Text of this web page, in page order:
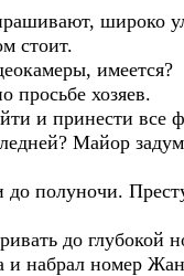
широко
стоит.
имеется?
просьбе хозяев.
и принести все
Майор
полуночи.
до глубокой
и набрал номер